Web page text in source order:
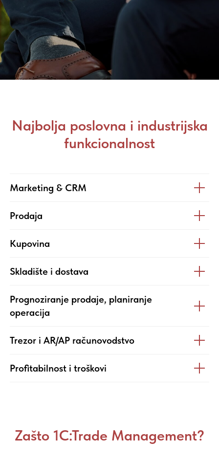
Najbolja poslovna i industrijska
funkcionalnost
Marketing & CRM
Prodaja
Kupovina
Skladište i dostava
Prognoziranje prodaje, planiranje
operacija
Trezor i AR/AP računovodstvo
Profitabilnost i troškovi
Zašto 1C:Trade Management?